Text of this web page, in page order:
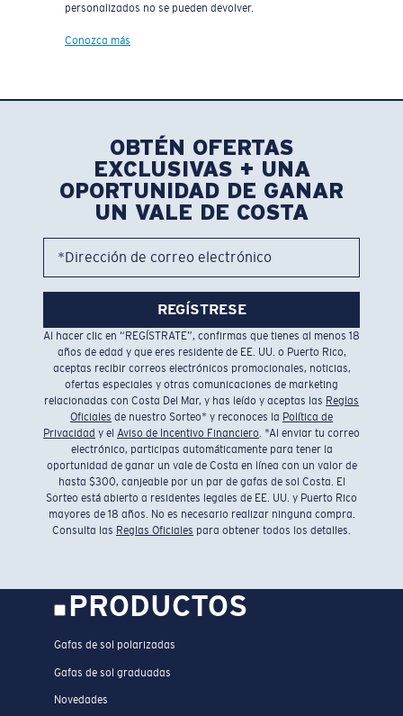
personalizados no se pueden devolver.
Conozca más
OBTÉN OFERTAS
EXCLUSIVAS + UNA
OPORTUNIDAD DE GANAR
UN VALE DE COSTA
*Dirección de correo electrónico
REGÍSTRESE
Al hacer clic en “REGÍSTRATE”, confirmas que tienes al menos 18
años de edad y que eres residente de EE. UU. o Puerto Rico,
aceptas recibir correos electrónicos promocionales, noticias,
ofertas especiales y otras comunicaciones de marketing
relacionadas con Costa Del Mar, y has leído y aceptas las Reglas
Oficiales de nuestro Sorteo* y reconoces la Política de
Privacidad y el Aviso de Incentivo Financiero. *Al enviar tu correo
electrónico, participas automáticamente para tener la
oportunidad de ganar un vale de Costa en línea con un valor de
hasta $300, canjeable por un par de gafas de sol Costa. El
Sorteo está abierto a residentes legales de EE. UU. y Puerto Rico
mayores de 18 años. No es necesario realizar ninguna compra.
Consulta las Reglas Oficiales para obtener todos los detalles.
PRODUCTOS
Gafas de sol polarizadas
Gafas de sol graduadas
Novedades